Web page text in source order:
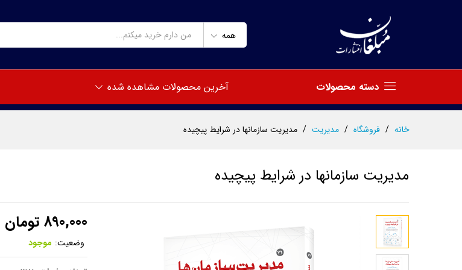
همه
دسته محصولات آخرین محصولات مشاهده شده
خانه / فروشگاه / مدیریت / مدیریت سازمانها در شرایط پیچیده
مدیریت سازمانها در شرایط پیچیده
890,000 تومان
وضعیت: موجود